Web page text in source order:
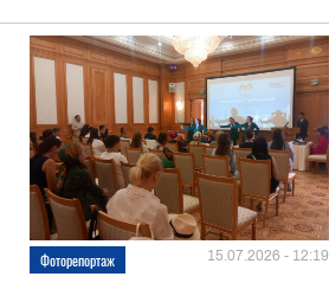
Фоторепортаж 15.07.2026 - 12:19